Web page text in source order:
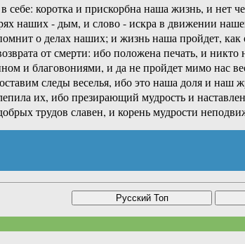
коротка и прискорбна наша жизнь, и нет
наших - дым, и слово - искра в движении
о делах наших; и жизнь наша пройдет,
от смерти: ибо положена печать, и
и благовониями, и да не пройдет мимо нас
следы веселья, ибо это наша доля и
их, ибо презирающий мудрость и
трудов славен, и корень мудрости